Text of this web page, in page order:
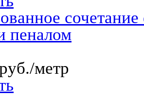
пеналом
метр